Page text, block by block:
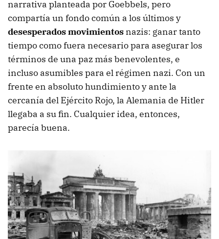
narrativa planteada por Goebbels, pero
compartía un fondo común a los últimos y
desesperados movimientos nazis: ganar tanto
tiempo como fuera necesario para asegurar los
términos de una paz más benevolentes, e
incluso asumibles para el régimen nazi. Con un
frente en absoluto hundimiento y ante la
cercanía del Ejército Rojo, la Alemania de Hitler
llegaba a su fin. Cualquier idea, entonces,
parecía buena.